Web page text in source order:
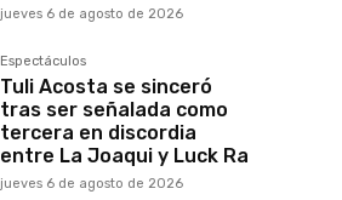
jueves 6 de agosto de 2026
Espectáculos
Tuli Acosta se sinceró
tras ser señalada como
tercera en discordia
entre La Joaqui y Luck Ra
jueves 6 de agosto de 2026